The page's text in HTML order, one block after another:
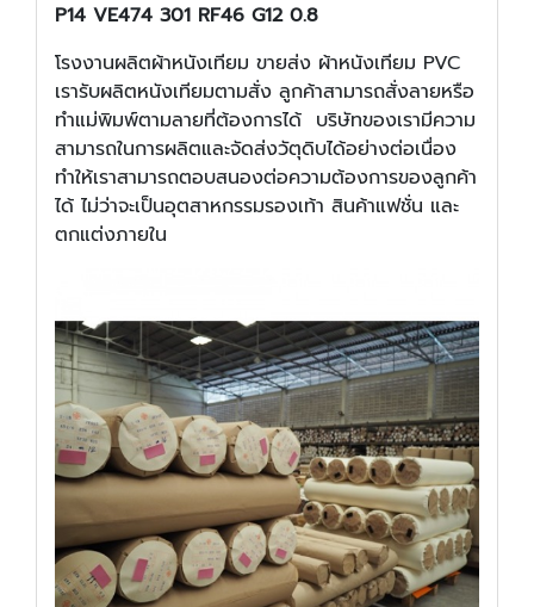
P14 VE474 301 RF46 G12 0.8
โรงงานผลิตผ้าหนังเทียม ขายส่ง ผ้าหนังเทียม PVC
เรารับผลิตหนังเทียมตามสั่ง ลูกค้าสามารถสั่งลายหรือ
ทำแม่พิมพ์ตามลายที่ต้องการได้ บริษัทของเรามีความ
สามารถในการผลิตและจัดส่งวัตุดิบได้อย่างต่อเนื่อง
ทำให้เราสามารถตอบสนองต่อความต้องการของลูกค้า
ได้ ไม่ว่าจะเป็นอุตสาหกรรมรองเท้า สินค้าแฟชั่น และ
ตกแต่งภายใน